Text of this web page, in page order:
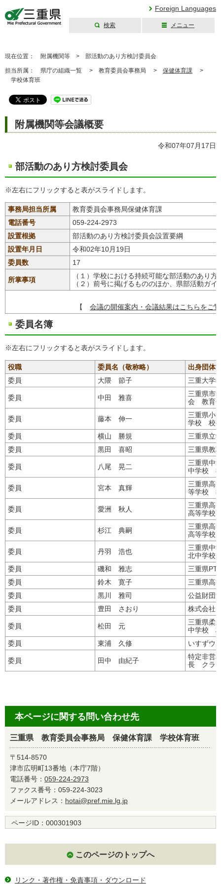
Foreign Languages
検索 メニュー
現在位置： 附属機関等 > 部活動のあり方検討委員会
担当所属： 県庁の組織一覧 > 教育委員会事務局 > 保健体育課 >
学校体育班
附属機関等会議概要
令和07年07月17日
部活動のあり方検討委員会
※左右にフリックすると表がスライドします。
事務局担当所属
教育委員会事務局保健体育課
電話番号
059-224-2973
設置根拠
部活動のあり方検討委員会設置要綱
設置年月日
令和02年10月19日
委員数
17
所掌事項
（１）学校における持続可能な部活動のあり方
（２）前号に掲げるもののほか、県部活動ガ
【 会議の開催案内・会議結果はこちらをご
委員名簿
※左右にフリックすると表がスライドします。
役職 委員名（敬称略）
出身団体
委員
大隈 節子 三重大学
委員 中田 雅喜
三重県市
会 教育
委員 藤本 伸一
三重県小
学校 校
委員
横山 勝規
三重県立
委員
黒田 喜昭 三重県教
委員 八尾 晃二
三重県中
中学校
委員 宮本 真輝
三重県高
等学校
委員 愛洲 秋人
三重県高
高等学校
委員 杉江 典嗣
三重県高
高等学校
委員 丹羽 浩也
三重県中
北中学校
委員
磯和 雅志
三重県
委員
鈴木 寛子
三重県高
委員
黒川 雅司
公益財団
委員
豊田 さおり 株式会社
委員 松田 元
三重県柔
中学校
委員
東浦 久修 いすずウ
委員 田中 由紀子
特定非営
長 クラ
本ページに関する問い合わせ先
三重県 教育委員会事務局 保健体育課 学校体育班
〒514-8570
津市広明町13番地（本庁7階）
電話番号： 059-224-2973
ファクス番号：059-224-3023
メールアドレス： hotai@pref.mie.lg.jp
ページID： 000301903
このページのトップへ
リンク・著作権・免責事項・ダウンロード